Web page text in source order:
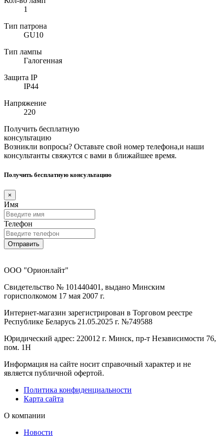
1
Тип патрона
GU10
Тип лампы
Галогенная
Защита IP
IP44
Напряжение
220
Получить бесплатную
консультацию
Возникли вопросы? Оставьте свой номер телефона,и наши
консультанты свяжутся с вами в ближайшее время.
Получить бесплатную консультацию
×
Имя
Телефон
Отправить
ООО "Орионлайт"
Свидетельство № 101440401, выдано Минским
горисполкомом 17 мая 2007 г.
Интернет-магазин зарегистрирован в Торговом реестре
Республике Беларусь 21.05.2025 г. №749588
Юридический адрес: 220012 г. Минск, пр-т Независимости 76,
пом. 1Н
Информация на сайте носит справочный характер и не
является публичной офертой.
Политика конфиденциальности
Карта сайта
О компании
Новости